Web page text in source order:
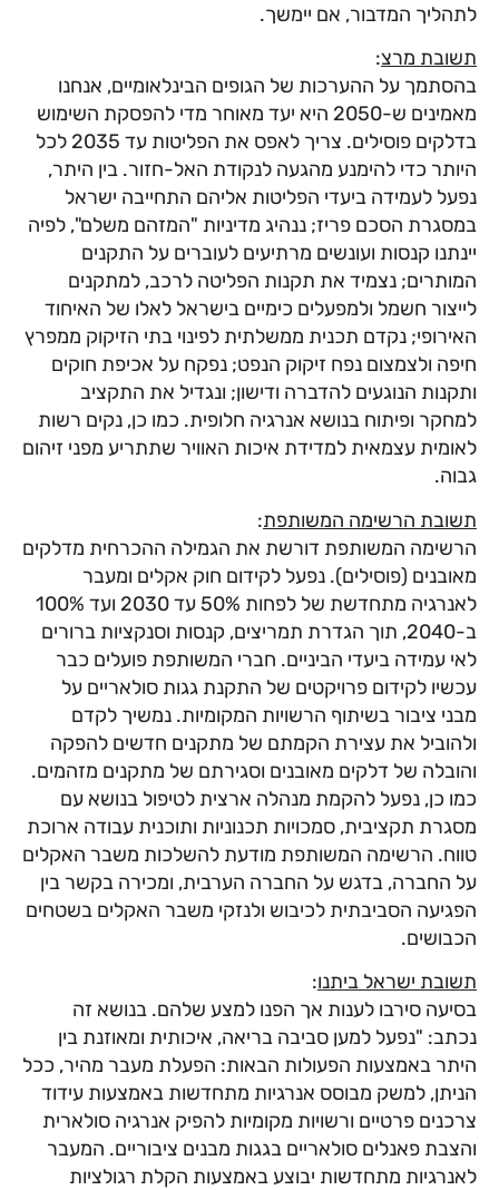
לתהליך המדבור, אם יימשך.
תשובת מרצ:
בהסתמך על ההערכות של הגופים הבינלאומיים, אנחנו
מאמינים ש-2050 היא יעד מאוחר מדי להפסקת השימוש
בדלקים פוסילים. צריך לאפס את הפליטות עד 2035 לכל
היותר כדי להימנע מהגעה לנקודת האל-חזור. בין היתר,
נפעל לעמידה ביעדי הפליטות אליהם התחייבה ישראל
במסגרת הסכם פריז; ננהיג מדיניות "המזהם משלם", לפיה
יינתנו קנסות ועונשים מרתיעים לעוברים על התקנים
המותרים; נצמיד את תקנות הפליטה לרכב, למתקנים
לייצור חשמל ולמפעלים כימיים בישראל לאלו של האיחוד
האירופי; נקדם תכנית ממשלתית לפינוי בתי הזיקוק ממפרץ
חיפה ולצמצום נפח זיקוק הנפט; נפקח על אכיפת חוקים
ותקנות הנוגעים להדברה ודישון; ונגדיל את התקציב
למחקר ופיתוח בנושא אנרגיה חלופית. כמו כן, נקים רשות
לאומית עצמאית למדידת איכות האוויר שתתריע מפני זיהום
גבוה.
תשובת הרשימה המשותפת:
הרשימה המשותפת דורשת את הגמילה ההכרחית מדלקים
מאובנים (פוסילים). נפעל לקידום חוק אקלים ומעבר
לאנרגיה מתחדשת של לפחות 50% עד 2030 ועד 100%
ב-2040, תוך הגדרת תמריצים, קנסות וסנקציות ברורים
לאי עמידה ביעדי הביניים. חברי המשותפת פועלים כבר
עכשיו לקידום פרויקטים של התקנת גגות סולאריים על
מבני ציבור בשיתוף הרשויות המקומיות. נמשיך לקדם
ולהוביל את עצירת הקמתם של מתקנים חדשים להפקה
והובלה של דלקים מאובנים וסגירתם של מתקנים מזהמים.
כמו כן, נפעל להקמת מנהלה ארצית לטיפול בנושא עם
מסגרת תקציבית, סמכויות תכנוניות ותוכנית עבודה ארוכת
טווח. הרשימה המשותפת מודעת להשלכות משבר האקלים
על החברה, בדגש על החברה הערבית, ומכירה בקשר בין
הפגיעה הסביבתית לכיבוש ולנזקי משבר האקלים בשטחים
הכבושים.
תשובת ישראל ביתנו:
בסיעה סירבו לענות אך הפנו למצע שלהם. בנושא זה
נכתב: "נפעל למען סביבה בריאה, איכותית ומאוזנת בין
היתר באמצעות הפעולות הבאות: הפעלת מעבר מהיר, ככל
הניתן, למשק מבוסס אנרגיות מתחדשות באמצעות עידוד
צרכנים פרטיים ורשויות מקומיות להפיק אנרגיה סולארית
והצבת פאנלים סולאריים בגגות מבנים ציבוריים. המעבר
לאנרגיות מתחדשות יבוצע באמצעות הקלת רגולציות